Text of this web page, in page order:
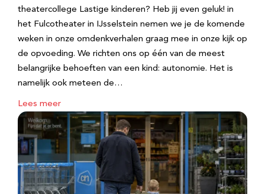
theatercollege Lastige kinderen? Heb jij even geluk! in
het Fulcotheater in IJsselstein nemen we je de komende
weken in onze omdenkverhalen graag mee in onze kijk op
de opvoeding. We richten ons op één van de meest
belangrijke behoeften van een kind: autonomie. Het is
namelijk ook meteen de…
Lees meer